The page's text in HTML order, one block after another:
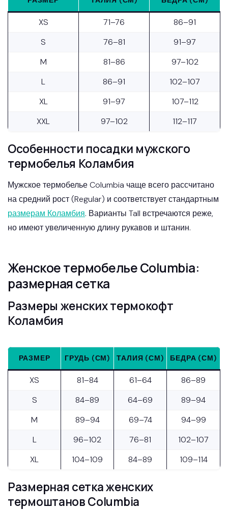
XS 71–76
86–91
S
76–81
91–97
M
81–86
97–102
L
86–91
102–107
XL
91–97
107–112
XXL
97–102 112–117
Особенности посадки мужского
термобелья Коламбия
Мужское термобелье Columbia чаще всего рассчитано
на средний рост (Regular) и соответствует стандартным
размерам Коламбия. Варианты Tall встречаются реже,
но имеют увеличенную длину рукавов и штанин.
Женское термобелье Columbia:
размерная сетка
Размеры женских термокофт
Коламбия
РАЗМЕР ГРУДЬ (СМ) ТАЛИЯ (СМ) БЕДРА (СМ)
XS 81–84 61–64
86–89
S
84–89 64–69
89–94
M
89–94 69–74
94–99
L
96–102 76–81
102–107
XL
104–109 84–89 109–114
Размерная сетка женских
термоштанов Columbia